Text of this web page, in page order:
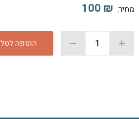
מחיר: ₪
100
הוספה לסל